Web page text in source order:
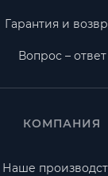
Гарантия и
Вопрос – ответ
КОМПАНИЯ
Наше